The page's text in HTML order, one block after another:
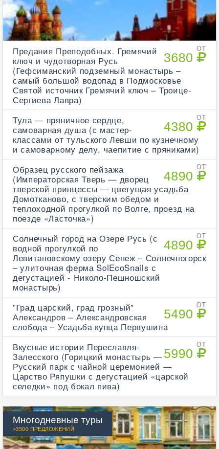
ОТ
3680
Предания Преподобных. Гремячий
ключ и чудотворная Русь
(Гефсиманский подземный монастырь –
самый большой водопад в Подмосковье
Святой источник Гремячий ключ – Троице-
Сергиева Лавра)
ОТ
4380
Тула — пряничное сердце,
самоварная душа (с мастер-
классами от тульского Левши по кузнечному
и самоварному делу, чаепитие с пряниками)
ОТ
4890
Образец русского пейзажа
(Императорская Тверь — дворец
тверской принцессы — цветущая усадьба
Домотканово, с тверским обедом и
теплоходной прогулкой по Волге, проезд на
поезде «Ласточка»)
ОТ
4890
Солнечный город на Озере Русь (с
водной прогулкой по
Левитановскому озеру Сенеж – Солнечногорск
– улиточная ферма SolEcoSnails с
дегустацией - Николо-Пешношский
монастырь)
ОТ
5490
"Град царский, град грозный"
Александров – Александровская
слобода – Усадьба купца Первушина
ОТ
5990
Вкусные истории Переславля-
Залесского (Горицкий монастырь —
Русский парк с чайной церемонией —
Царство Ряпушки с дегустацией «царской
селедки» под бокал пива)
Многодневные туры
>3500 ПРЕДЛОЖЕНИЙ